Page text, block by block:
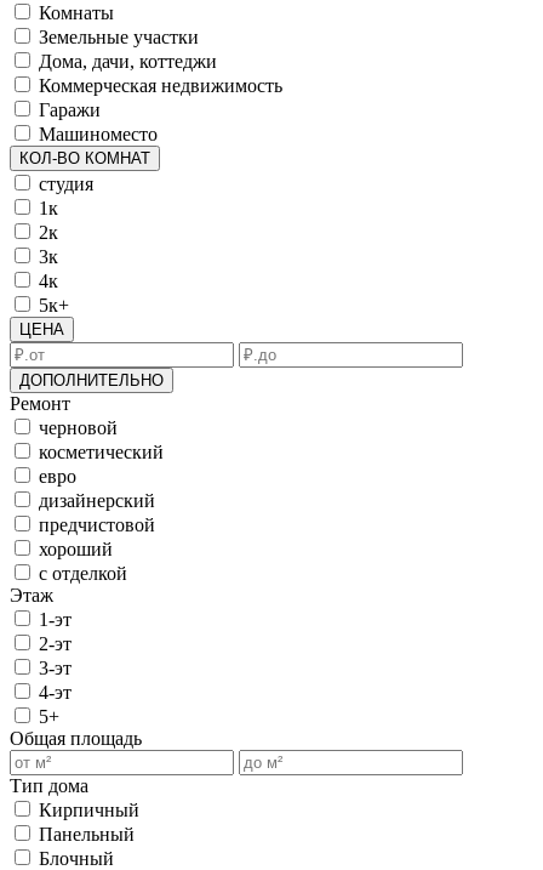
Комнаты
Земельные участки
Дома, дачи, коттеджи
Коммерческая недвижимость
Гаражи
Машиноместо
КОЛ-ВО КОМНАТ
студия
1к
2к
3к
4к
5к+
ЦЕНА
ДОПОЛНИТЕЛЬНО
Ремонт
черновой
косметический
евро
дизайнерский
предчистовой
хороший
с отделкой
Этаж
1-эт
2-эт
3-эт
4-эт
5+
Общая площадь
Тип дома
Кирпичный
Панельный
Блочный